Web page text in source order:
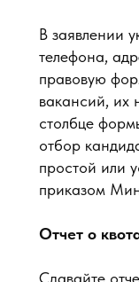
В заявлении
телефона,
правовую
вакансий, их
столбце
отбор
простой или
приказом
Отчет о
Сдавайте